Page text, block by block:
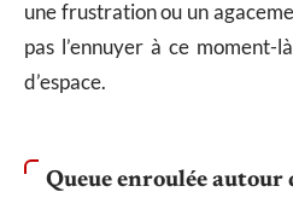
une frustration ou un
pas l’ennuyer à ce
d’espace.
Queue enroulée autour